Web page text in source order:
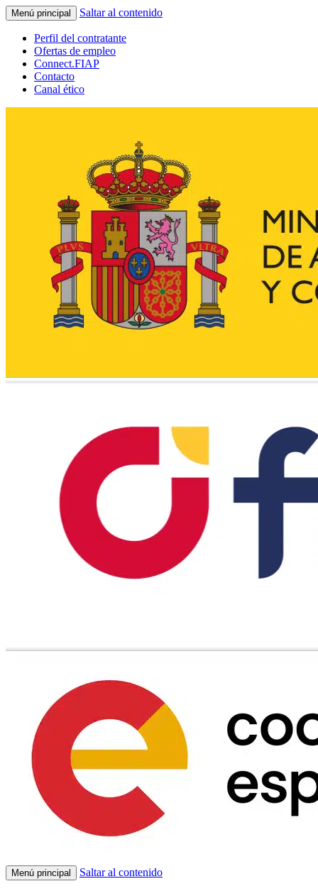
Menú principal Saltar al contenido
Perfil del contratante
Ofertas de empleo
Connect.FIAP
Contacto
Canal ético
Menú principal Saltar al contenido